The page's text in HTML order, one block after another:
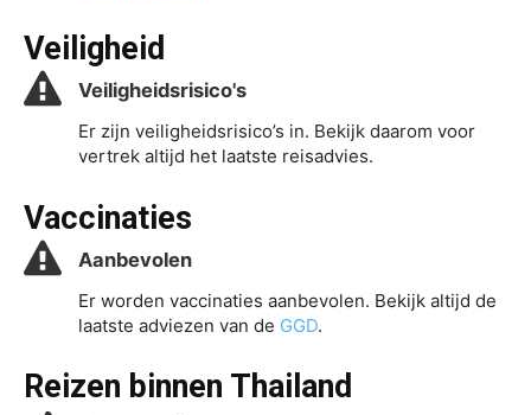
Veiligheid
Veiligheidsrisico's
Er zijn veiligheidsrisico’s in. Bekijk daarom voor
vertrek altijd het laatste reisadvies.
Vaccinaties
Aanbevolen
Er worden vaccinaties aanbevolen. Bekijk altijd de
laatste adviezen van de GGD.
Reizen binnen Thailand